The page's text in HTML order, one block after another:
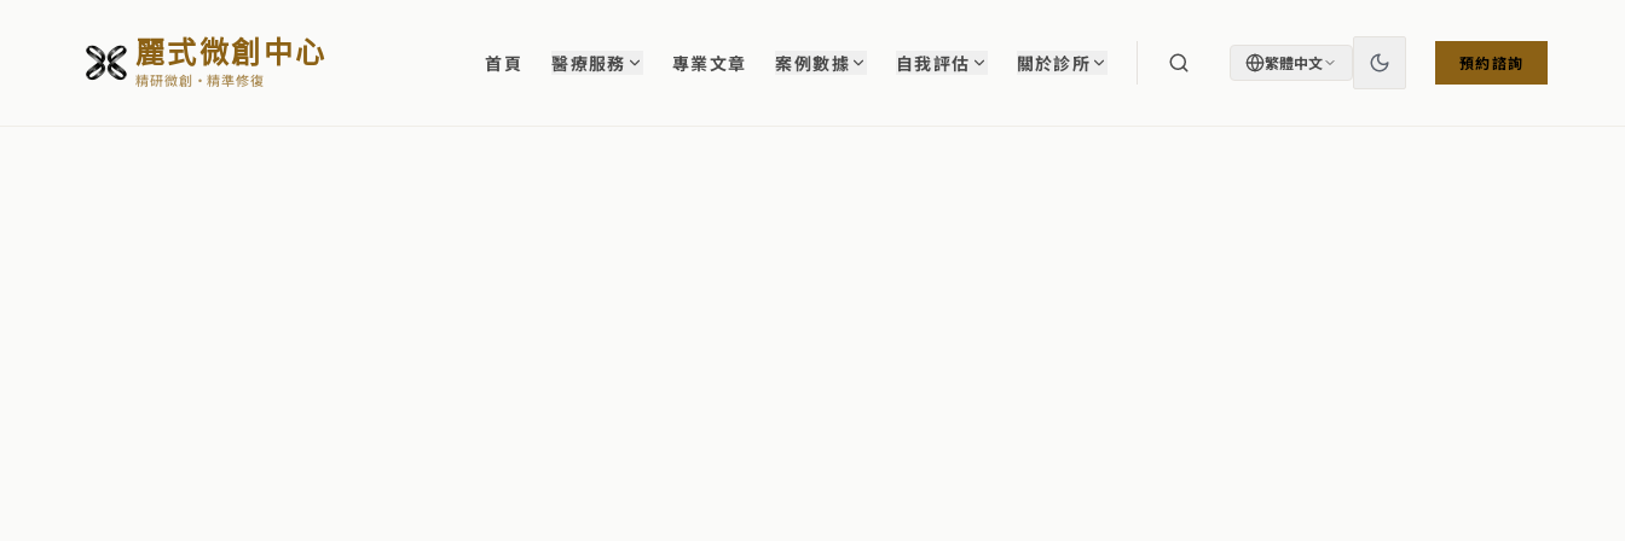
麗式微創中心
精研微創・精準修復
首頁 醫療服務 專業文章 案例數據 自我評估 關於診所 繁體中文 預約諮詢